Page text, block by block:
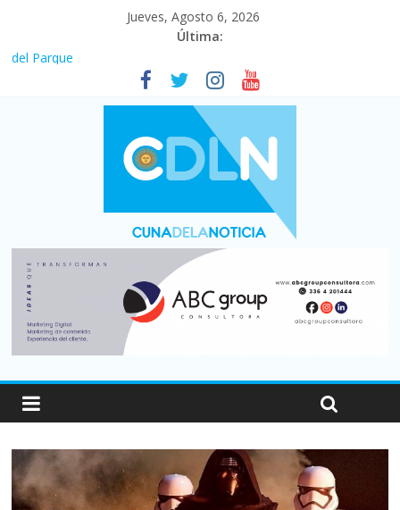
Jueves, Agosto 6, 2026
Última:
En un partidazo, Newell’s empató 2 a 2 con Boca en el Coloso
Vacaciones de invierno con más movimiento y consumo
turístico: 4,6 millones de personas viajaron por el país, un 5,9%
Fuerte caída de la venta de autos usados en julio: bajó un 12,6%
Central venció 1 a 0 al River de Coudet en el Monumental
Pullaro mejora sus relaciones con el Gobierno nacional